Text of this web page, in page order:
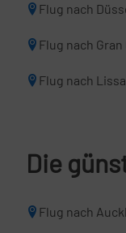
Flug nach
Flug nach Gran
Flug nach
Die
Flug nach